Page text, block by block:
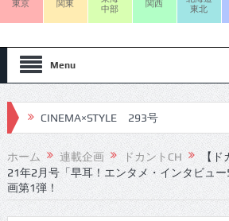
東京 関東
中部
関西
東北
Menu
CINEMA×STYLE 293号
CINEMA×STYLE 292号
CINEMA×STYLE 291号
CINEMA×STYLE 290号
ホーム 連載企画 ドカントCH
【
21年2月号「早耳！エンタメ・インタビュ
画第1弾！